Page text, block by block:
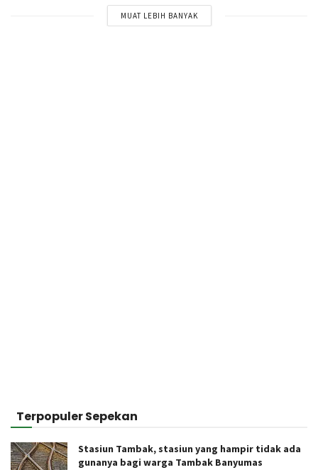
MUAT LEBIH BANYAK
Terpopuler Sepekan
Stasiun Tambak, stasiun yang hampir tidak ada
gunanya bagi warga Tambak Banyumas